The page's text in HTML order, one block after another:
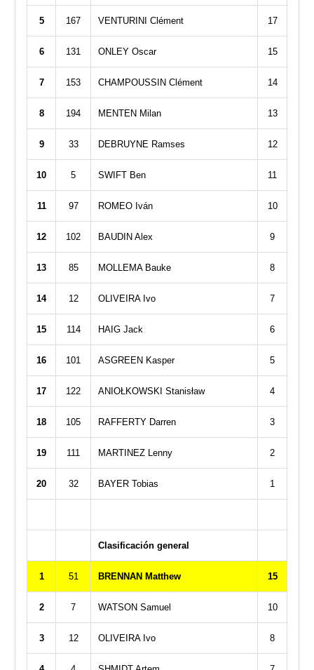
5 167 VENTURINI Clément 17
6 131 ONLEY Oscar 15
7 153 CHAMPOUSSIN Clément 14
8 194 MENTEN Milan 13
9 33 DEBRUYNE Ramses 12
10 5 SWIFT Ben 11
11 97 ROMEO Iván 10
12 102 BAUDIN Alex 9
13 85 MOLLEMA Bauke 8
14 12 OLIVEIRA Ivo 7
15 114 HAIG Jack 6
16 101 ASGREEN Kasper 5
17 122 ANIOŁKOWSKI Stanisław 4
18 105 RAFFERTY Darren 3
19 111 MARTINEZ Lenny 2
20 32 BAYER Tobias 1
Clasificación general
1 51 BRENNAN Matthew 15
2 7 WATSON Samuel 10
3 12 OLIVEIRA Ivo 8